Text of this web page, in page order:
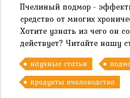
Пчелиный подмор -
средство от многих
Хотите узнать из чего он
действует? Читайте нашу
научные статьи
продукты пчеловодства